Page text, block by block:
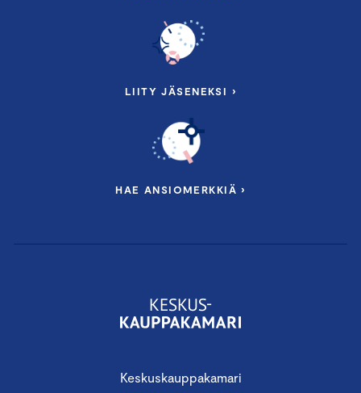
Keskuskauppakamari
LIITY JÄSENEKSI ›
HAE ANSIOMERKKIÄ ›